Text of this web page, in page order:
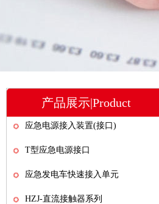
产品展示|Product
应急电源接入装置(接口)
T型应急电源接口
应急发电车快速接入单元
HZJ-直流接触器系列